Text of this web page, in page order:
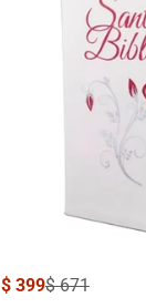
Precio
$ 399Precio
$ 671